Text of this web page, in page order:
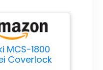
inserteur
jeu
tournevis,
MCS-1800
Coverlock